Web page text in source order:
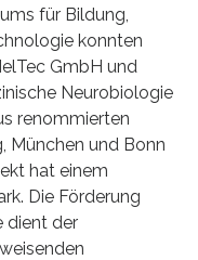
für Bildung,
konnten
GmbH und
Neurobiologie
renommierten
München und Bonn
hat einem
Die Förderung
dient der